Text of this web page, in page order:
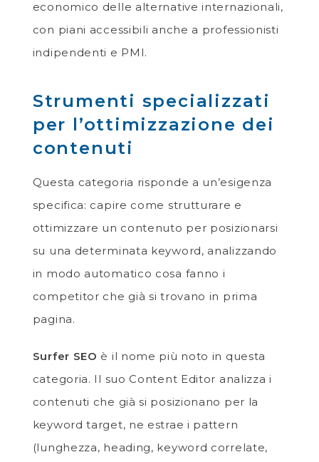
economico delle alternative internazionali,
con piani accessibili anche a professionisti
indipendenti e PMI.
Strumenti specializzati
per l’ottimizzazione dei
contenuti
Questa categoria risponde a un’esigenza
specifica: capire come strutturare e
ottimizzare un contenuto per posizionarsi
su una determinata keyword, analizzando
in modo automatico cosa fanno i
competitor che già si trovano in prima
pagina.
Surfer SEO è il nome più noto in questa
categoria. Il suo Content Editor analizza i
contenuti che già si posizionano per la
keyword target, ne estrae i pattern
(lunghezza, heading, keyword correlate,